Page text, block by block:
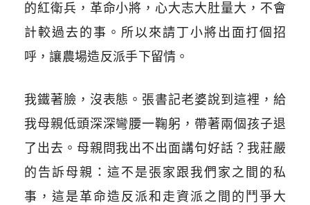
的紅衛兵，革命小將，心大志大肚量大，不會
計較過去的事。所以來請丁小將出面打個招
呼，讓農場造反派手下留情。
我鐵著臉，沒表態。張書記老婆說到這裡，給
我母親低頭深深彎腰一鞠躬，帶著兩個孩子退
了出去。母親問我出不出面講句好話？我莊嚴
的告訴母親：這不是張家跟我們家之間的私
事，這是革命造反派和走資派之間的鬥爭大